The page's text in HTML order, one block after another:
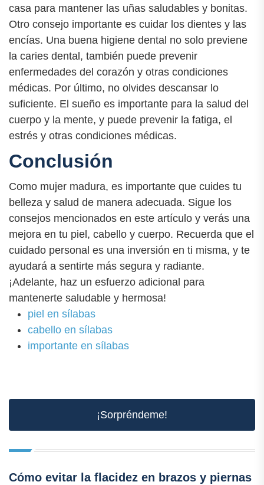
casa para mantener las uñas saludables y bonitas.
Otro consejo importante es cuidar los dientes y las
encías. Una buena higiene dental no solo previene
la caries dental, también puede prevenir
enfermedades del corazón y otras condiciones
médicas. Por último, no olvides descansar lo
suficiente. El sueño es importante para la salud del
cuerpo y la mente, y puede prevenir la fatiga, el
estrés y otras condiciones médicas.
Conclusión
Como mujer madura, es importante que cuides tu
belleza y salud de manera adecuada. Sigue los
consejos mencionados en este artículo y verás una
mejora en tu piel, cabello y cuerpo. Recuerda que el
cuidado personal es una inversión en ti misma, y te
ayudará a sentirte más segura y radiante.
¡Adelante, haz un esfuerzo adicional para
mantenerte saludable y hermosa!
piel en sílabas
cabello en sílabas
importante en sílabas
¡Sorpréndeme!
Cómo evitar la flacidez en brazos y piernas